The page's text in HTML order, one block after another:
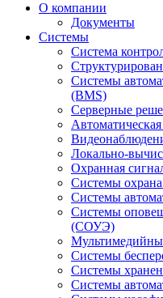
О компании
Документы
Системы
Система
Системы
(BMS)
Серверные
Локально-
Охранная
Системы
Системы
Системы
(СОУЭ)
Системы
Системы
Системы